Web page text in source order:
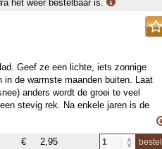
het weer bestelbaar is.
Geef ze een lichte, iets zonnige
de warmste maanden buiten. Laat
anders wordt de groei te veel
stevig rek. Na enkele jaren is de
bloemen, die heerlijk
€ 2,95 bestel